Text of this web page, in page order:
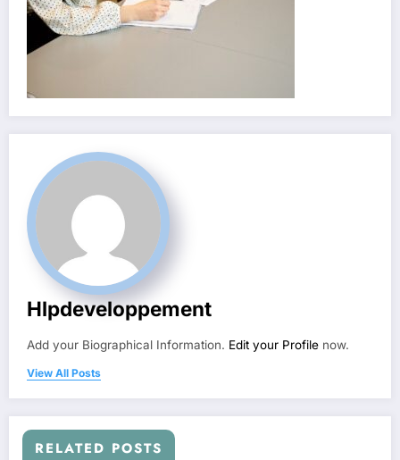
Hlpdeveloppement
Add your Biographical Information. Edit your Profile now.
View All Posts
RELATED POSTS